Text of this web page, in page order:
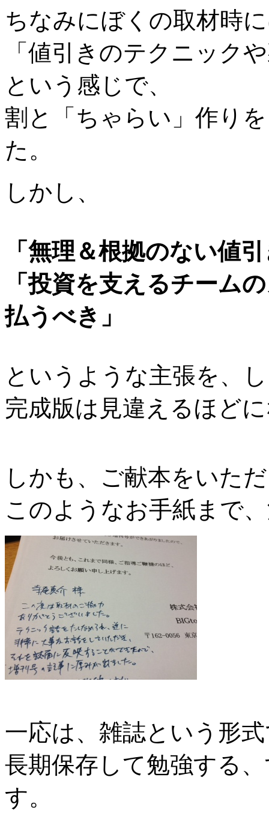
ちなみにぼくの取材時
「値引きのテクニック
という感じで、
割と「ちゃらい」作り
た。
しかし、
「無理＆根拠のない値
「投資を支えるチーム
払うべき」
というような主張を、
完成版は見違えるほど
しかも、ご献本をいた
このようなお手紙まで
一応は、雑誌という形
長期保存して勉強する
す。